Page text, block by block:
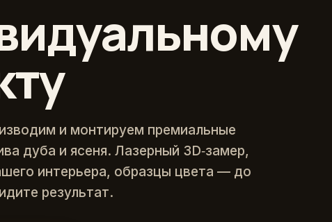
и монтируем премиальные
дуба и ясеня. Лазерный 3D‑замер,
интерьера, образцы цвета — до
результат.